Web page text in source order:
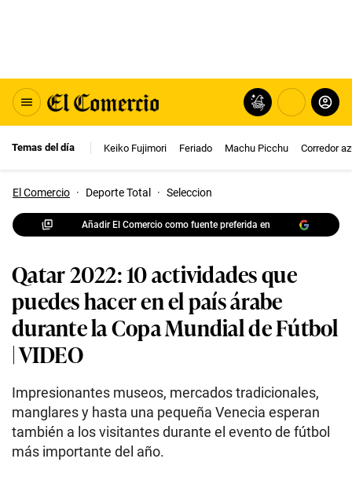
Temas del día Keiko Fujimori Feriado Machu Picchu Corredor
El Comercio · Deporte Total · Seleccion
Añadir El Comercio como fuente preferida en
Qatar 2022: 10 actividades que
puedes hacer en el país árabe
durante la Copa Mundial de Fútbol
| VIDEO
Impresionantes museos, mercados tradicionales,
manglares y hasta una pequeña Venecia esperan
también a los visitantes durante el evento de fútbol
más importante del año.